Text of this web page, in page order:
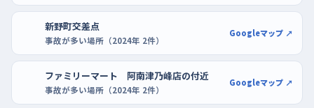
新野町交差点
事故が多い場所（2024年 2件）
Googleマップ ↗
ファミリーマート 阿南津乃峰店の付近
事故が多い場所（2024年 2件）
Googleマップ ↗